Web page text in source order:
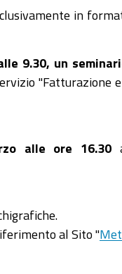
in
9.30, un
"Fatturazione
alle ore 16.30
al Sito "